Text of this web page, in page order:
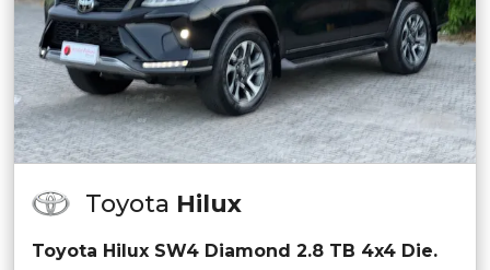
Toyota Hilux
Toyota Hilux SW4 Diamond 2.8 TB 4x4 Die.